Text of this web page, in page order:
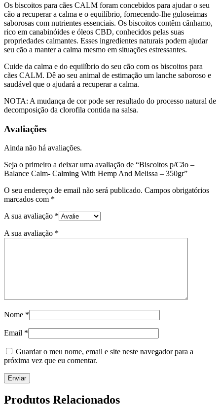
Os biscoitos para cães CALM foram concebidos para ajudar o seu
cão a recuperar a calma e o equilíbrio, fornecendo-lhe guloseimas
saborosas com nutrientes essenciais. Os biscoitos contêm cânhamo,
rico em canabinóides e óleos CBD, conhecidos pelas suas
propriedades calmantes. Esses ingredientes naturais podem ajudar
seu cão a manter a calma mesmo em situações estressantes.
Cuide da calma e do equilíbrio do seu cão com os biscoitos para
cães CALM. Dê ao seu animal de estimação um lanche saboroso e
saudável que o ajudará a recuperar a calma.
NOTA: A mudança de cor pode ser resultado do processo natural de
decomposição da clorofila contida na salsa.
Avaliações
Ainda não há avaliações.
Seja o primeiro a deixar uma avaliação de “Biscoitos p/Cão –
Balance Calm- Calming With Hemp And Melissa – 350gr”
O seu endereço de email não será publicado. Campos obrigatórios
marcados com *
A sua avaliação *
A sua avaliação *
Nome *
Email *
Guardar o meu nome, email e site neste navegador para a
próxima vez que eu comentar.
Produtos Relacionados